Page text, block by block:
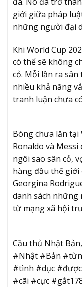
giới giữa pháp
những người đại
Khi World Cup
có thể sẽ không
cỏ. Mỗi lần ra
nhiều khả năng
tranh luận chưa
Bóng chưa lăn tại
Ronaldo và
ngôi sao sân cỏ,
hàng đầu thế giới
Georgina
danh sách những
từ mạng xã hội
Cầu thủ Nhật
#Nhật #Bản
#tình #dục
#cãi #cực